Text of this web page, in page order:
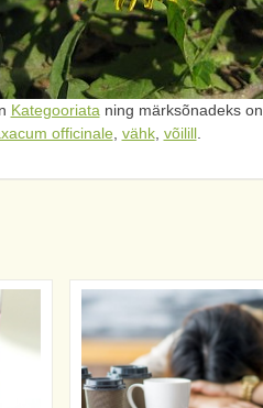
Kategooriataning märksõnadeks on
officinale, vähk, võilill.